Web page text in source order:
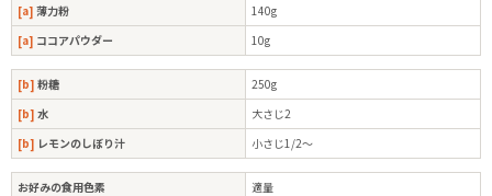
[a] 薄力粉
140g
[a] ココアパウダー 10g
[b] 粉糖
250g
[b] 水
大さじ2
[b] レモンのしぼり汁 小さじ1/2～
お好みの食用色素
適量